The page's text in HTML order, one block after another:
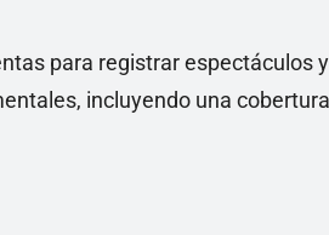
para registrar espectáculos
incluyendo una